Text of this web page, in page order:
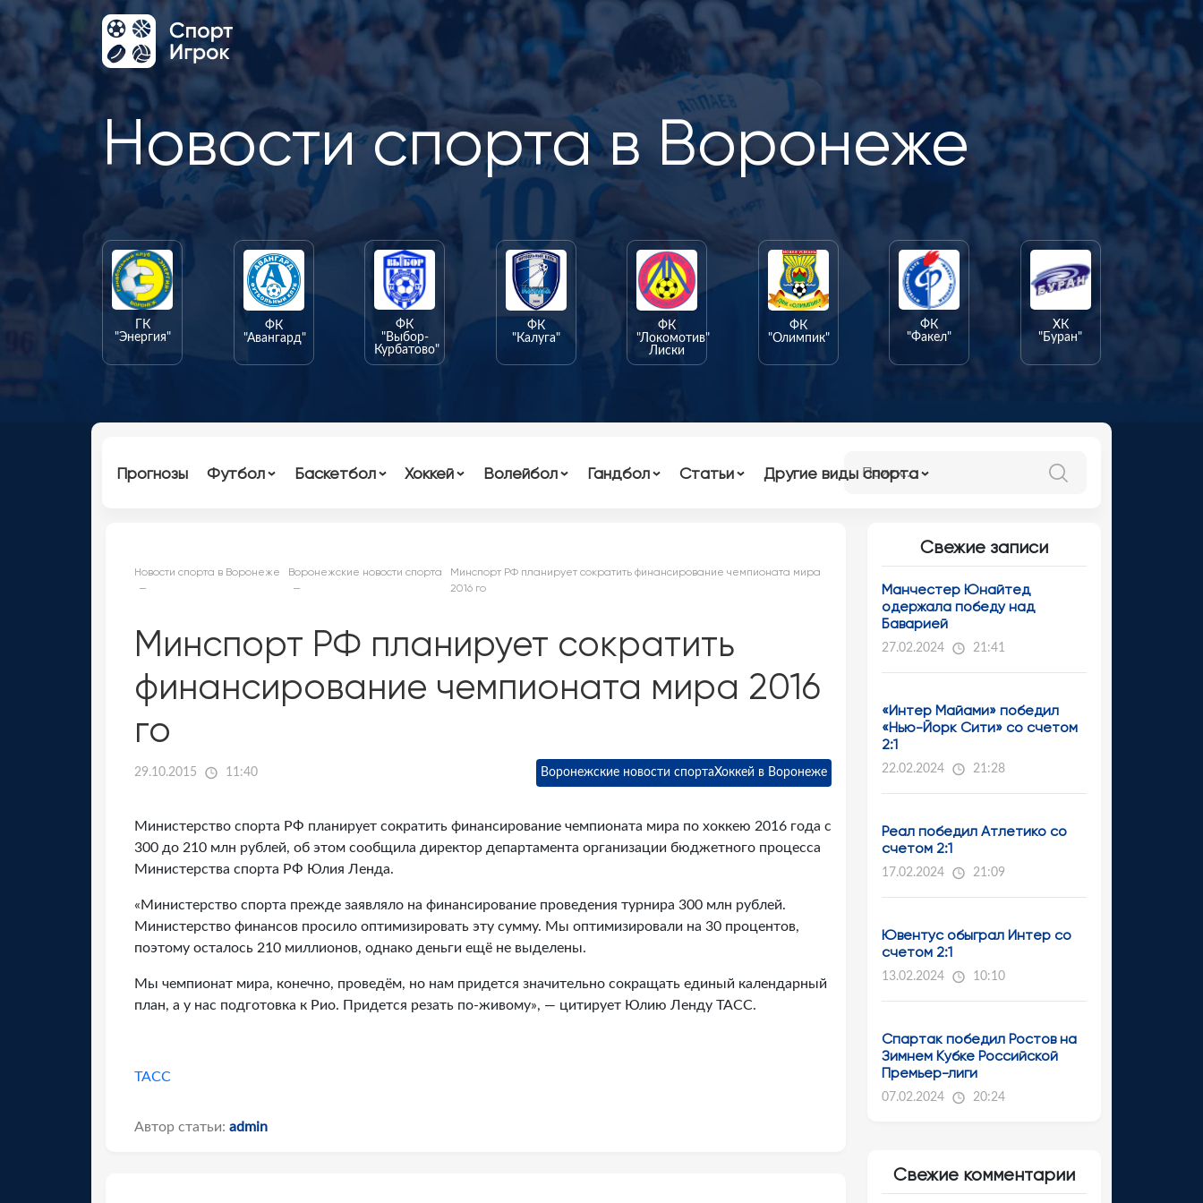
Новости спорта в Воронеже
ГК
"Энергия"
ФК
"Авангард"
ФК
"Выбор-
Курбатово"
ФК
"Калуга"
ФК
"Локомотив"
Лиски
ФК
"Олимпик"
ФК
"Факел"
ХК
"Буран"
Прогнозы Футбол Баскетбол Хоккей Волейбол Гандбол Статьи Другие виды спорта
Новости спорта в Воронеже Воронежские новости спорта
Минспорт РФ планирует сократить финансирование чемпионата мира
2016 го
Минспорт РФ планирует сократить
финансирование чемпионата мира 2016
го
29.10.2015 11:40 Воронежские новости спортаХоккей в Воронеже
Министерство спорта РФ планирует сократить финансирование чемпионата мира по хоккею 2016 года с
300 до 210 млн рублей, об этом сообщила директор департамента организации бюджетного процесса
Министерства спорта РФ Юлия Ленда.
«Министерство спорта прежде заявляло на финансирование проведения турнира 300 млн рублей.
Министерство финансов просило оптимизировать эту сумму. Мы оптимизировали на 30 процентов,
поэтому осталось 210 миллионов, однако деньги ещё не выделены.
Мы чемпионат мира, конечно, проведём, но нам придется значительно сокращать единый календарный
план, а у нас подготовка к Рио. Придется резать по-живому», — цитирует Юлию Ленду ТАСС.
ТАСС
Автор статьи: admin
Свежие записи
Манчестер Юнайтед
одержала победу над
Баварией
27.02.2024 21:41
«Интер Майами» победил
«Нью-Йорк Сити» со счетом
2:1
22.02.2024 21:28
Реал победил Атлетико со
счетом 2:1
17.02.2024 21:09
Ювентус обыграл Интер со
счетом 2:1
13.02.2024 10:10
Спартак победил Ростов на
Зимнем Кубке Российской
Премьер-лиги
07.02.2024 20:24
Свежие комментарии